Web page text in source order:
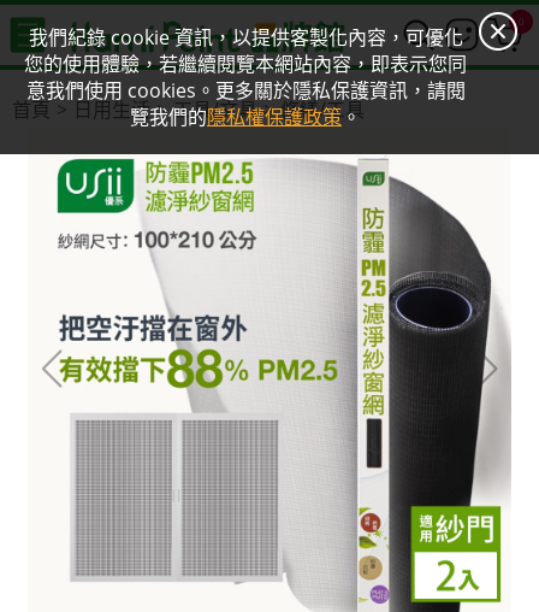
我們紀錄 cookie 資訊，以提供客製化內容，可優化
您的使用體驗，若繼續閱覽本網站內容，即表示您同
意我們使用 cookies。更多關於隱私保護資訊，請閱
覽我們的隱私權保護政策。
0
首頁 日用生活 工具/文具 修繕/工具